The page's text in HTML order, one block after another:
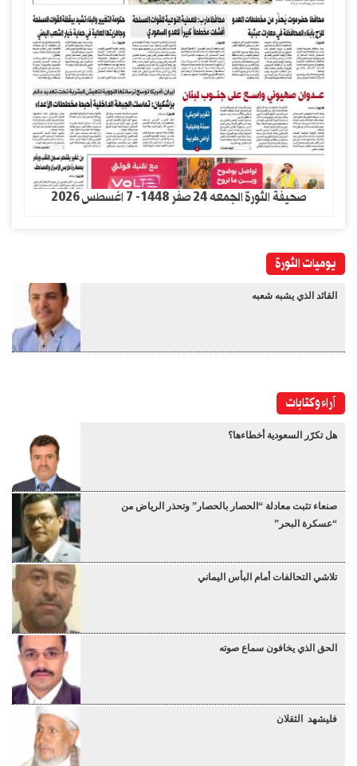
صحيفة الثورة الجمعه 24 صفر 1448- 7 اغسطس 2026
يوميات الثورة
القائد الذي يشبه شعبه
آراء وكتابات
هل تكرّر السعودية أخطاءها؟
صنعاء تثبت معادلة “الحصار بالحصار” وتحذر الرياض من
“عسكرة البحر”
تلاشي التحالفات أمام البأس اليماني
الحق الذي يخافون سماع صوته
فليشهد الثقلان